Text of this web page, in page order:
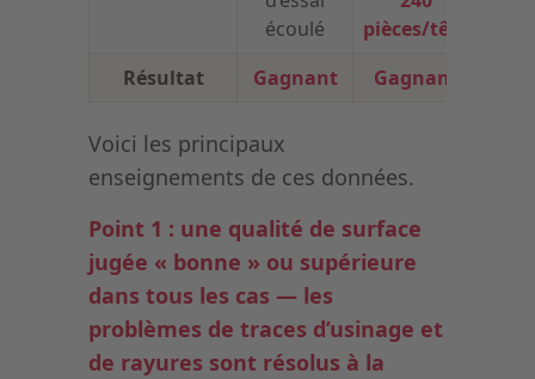
écoulé
pièces/tête
Résultat Gagnant Gagnant
Voici les principaux
enseignements de ces données.
Point 1 : une qualité de surface
jugée « bonne » ou supérieure
dans tous les cas — les
problèmes de traces d’usinage et
de rayures sont résolus à la